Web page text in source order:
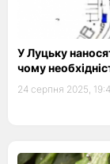
У Луцьку
чому
24 серпня 2025,